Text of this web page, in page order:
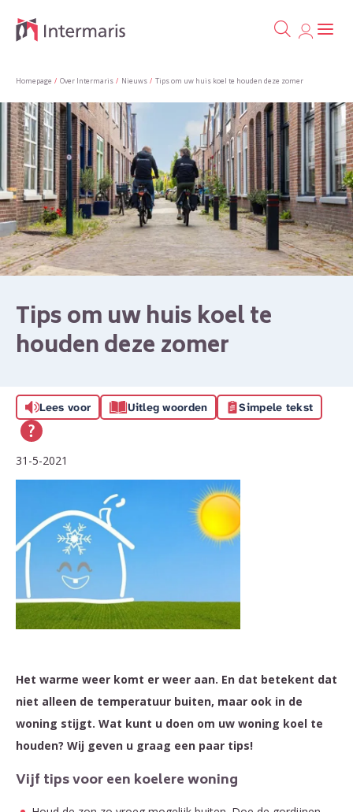
Naar hoofdinhoud
Naar hoofdnavigatiemenu
Naar zoeken
Naar de homepage Ga
Homepage Over Intermaris Nieuws Tips om uw huis koel te houden deze zomer
Tips om uw huis koel te
houden deze zomer
Lees voor Uitleg woorden Simpele tekst
31-5-2021
Het warme weer komt er weer aan. En dat betekent dat
niet alleen de temperatuur buiten, maar ook in de
woning stijgt. Wat kunt u doen om uw woning koel te
houden? Wij geven u graag een paar tips!
Vijf tips voor een koelere woning